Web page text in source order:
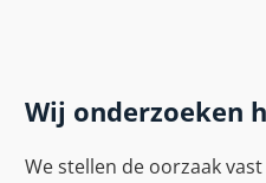
Wij onderzoeken
We stellen de oorzaak